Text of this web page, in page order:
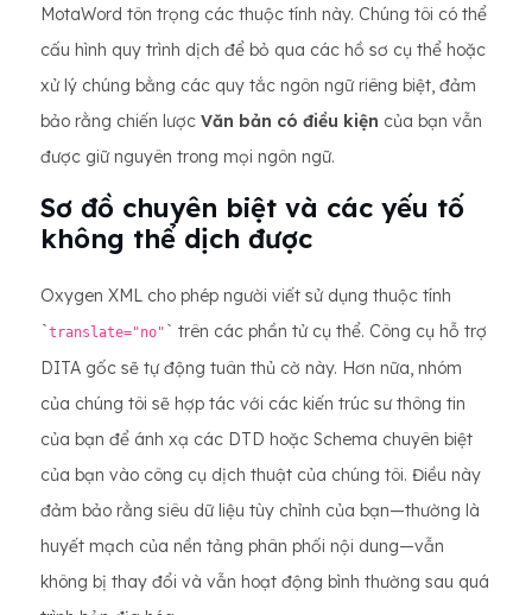
MotaWord tôn trọng các thuộc tính này. Chúng tôi có thể
cấu hình quy trình dịch để bỏ qua các hồ sơ cụ thể hoặc
xử lý chúng bằng các quy tắc ngôn ngữ riêng biệt, đảm
bảo rằng chiến lược Văn bản có điều kiện của bạn vẫn
được giữ nguyên trong mọi ngôn ngữ.
Sơ đồ chuyên biệt và các yếu tố
không thể dịch được
Oxygen XML cho phép người viết sử dụng thuộc tính
`translate="no" ` trên các phần tử cụ thể. Công cụ hỗ trợ
DITA gốc sẽ tự động tuân thủ cờ này. Hơn nữa, nhóm
của chúng tôi sẽ hợp tác với các kiến ​​trúc sư thông tin
của bạn để ánh xạ các DTD hoặc Schema chuyên biệt
của bạn vào công cụ dịch thuật của chúng tôi. Điều này
đảm bảo rằng siêu dữ liệu tùy chỉnh của bạn—thường là
huyết mạch của nền tảng phân phối nội dung—vẫn
không bị thay đổi và vẫn hoạt động bình thường sau quá